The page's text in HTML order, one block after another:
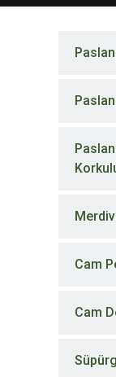
Cam
Cam